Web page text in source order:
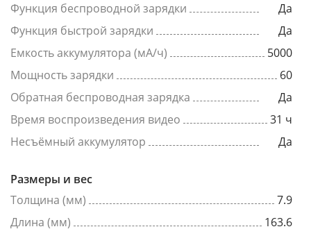
Функция беспроводной зарядки
Да
Функция быстрой зарядки
Да
Емкость аккумулятора (мА/ч)
5000
Мощность зарядки
60
Обратная беспроводная зарядка
Да
Время воспроизведения видео
31 ч
Несъёмный аккумулятор
Да
Размеры и вес
Толщина (мм)
7.9
Длина (мм)
163.6